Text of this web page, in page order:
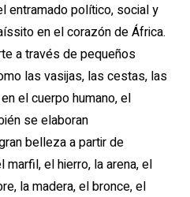
entramado político, social y
en el corazón de África.
a través de pequeños
las vasijas, las cestas, las
el cuerpo humano, el
se elaboran
belleza a partir de
el hierro, la arena, el
la madera, el bronce, el